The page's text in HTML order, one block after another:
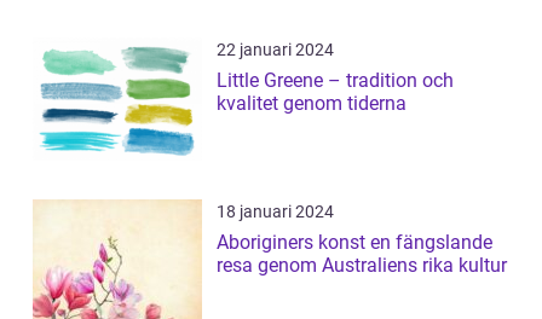
22 januari 2024
Little Greene – tradition och
kvalitet genom tiderna
18 januari 2024
Aboriginers konst en fängslande
resa genom Australiens rika kultur